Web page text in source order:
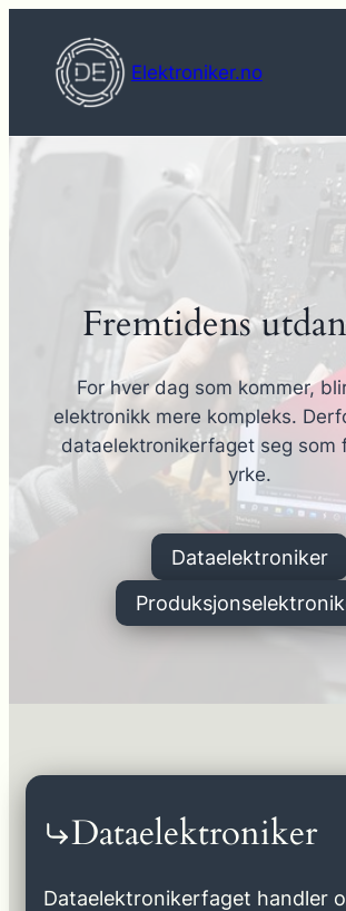
innhold
Elektroniker.no
Fremtidens
For hver dag som kommer,
elektronikk mere kompleks.
dataelektronikerfaget seg som
yrke.
Dataelektroniker
Dataelektroniker
Dataelektronikerfaget handler